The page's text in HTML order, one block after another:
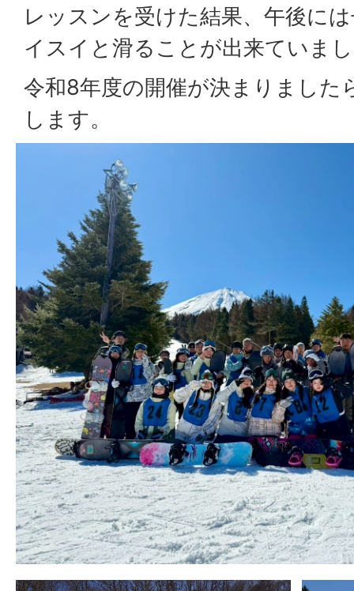
レッスンを受けた結果、午後に
イスイと滑ることが出来ていま
令和8年度の開催が決まりました
します。